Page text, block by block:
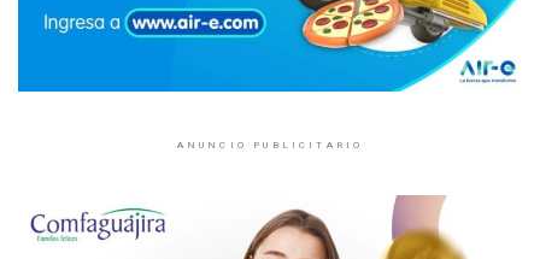
ANUNCIO PUBLICITARIO